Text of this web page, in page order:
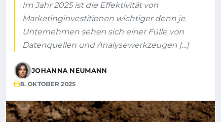
Im Jahr 2025 ist die Effektivität von
Marketinginvestitionen wichtiger denn je.
Unternehmen sehen sich einer Fülle von
Datenquellen und Analysewerkzeugen […]
JOHANNA NEUMANN
8. OKTOBER 2025